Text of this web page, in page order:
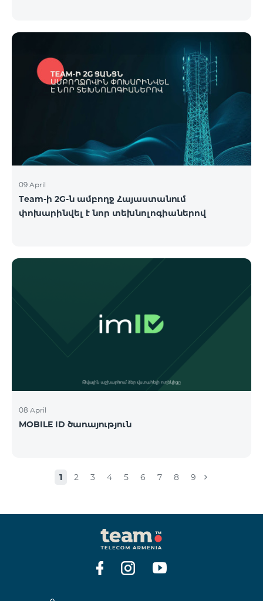
09 April
Team-ի 2G-ն ամբողջ Հայաստանում
փոխարինվել է նոր տեխնոլոգիաներով
08 April
MOBILE ID ծառայություն
1 2 3 4 5 6 7 8 9